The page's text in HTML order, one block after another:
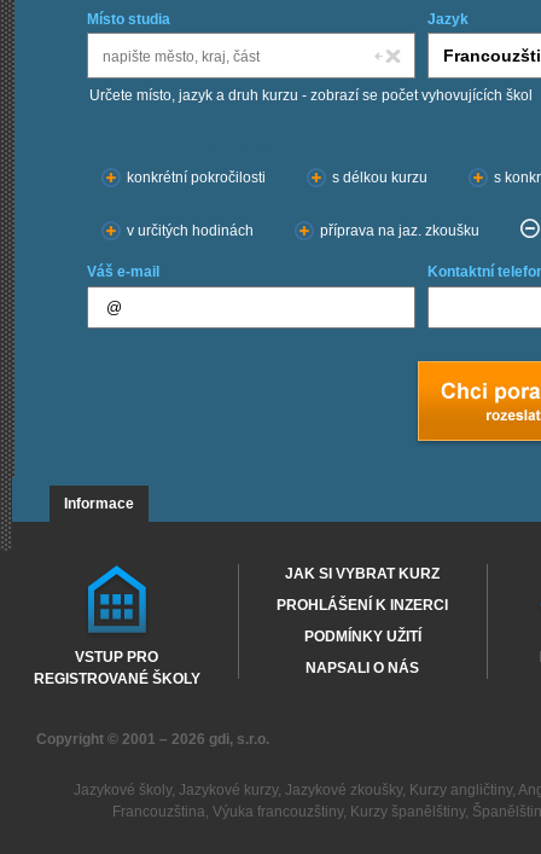
Místo studia Jazyk
Určete místo, jazyk a druh kurzu - zobrazí se počet vyhovujících škol
konkrétní pokročilosti
s délkou kurzu s
v určitých hodinách příprava na jaz. zkoušku
Váš e-mail Kontaktní
Informace
VSTUP PRO
REGISTROVANÉ ŠKOLY
JAK SI VYBRAT KURZ
PROHLÁŠENÍ K INZERCI
PODMÍNKY UŽITÍ
NAPSALI O NÁS
Copyright © 2001 – 2026 gdi, s.r.o.
Jazykové školy, Jazykové kurzy, Jazykové zkoušky, Kurzy angličtiny,
Francouzština,Výuka francouzštiny, Kurzy španělštiny,